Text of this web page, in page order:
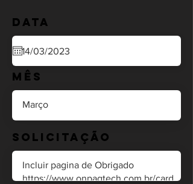
Data
Mês
Solicitação